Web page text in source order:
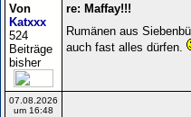
Von
Katxxx
524
Beiträge
bisher
re: Maffay!!!
Rumänen aus
auch fast alles dürfen.
07.08.2026
um 16:48